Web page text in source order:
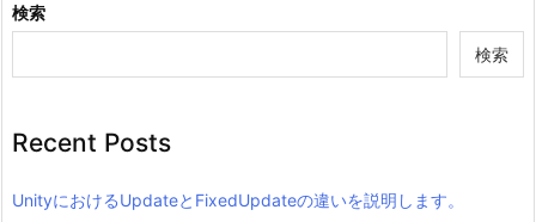
検索
検索
Recent Posts
UnityにおけるUpdateとFixedUpdateの違いを説明します。